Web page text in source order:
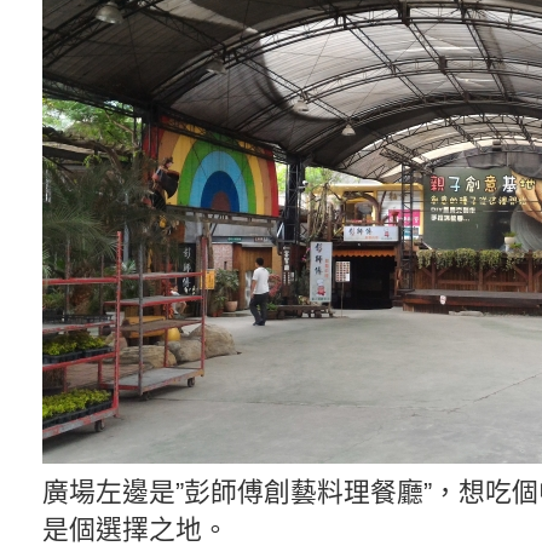
廣場左邊是”彭師傅創藝料理餐廳”，想吃
是個選擇之地。